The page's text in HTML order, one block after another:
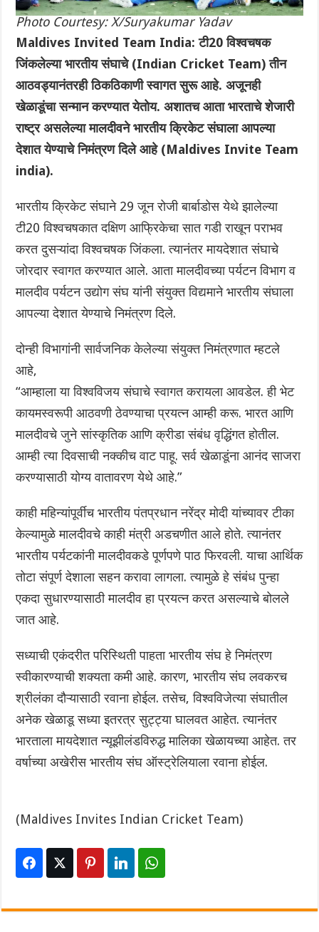
Photo Courtesy: X/Suryakumar Yadav
Maldives Invited Team India: टी20 विश्वचषक
जिंकलेल्या भारतीय संघाचे (Indian Cricket Team) तीन
आठवड्यानंतरही ठिकठिकाणी स्वागत सुरू आहे. अजूनही
खेळाडूंचा सन्मान करण्यात येतोय. अशातच आता भारताचे शेजारी
राष्ट्र असलेल्या मालदीवने भारतीय क्रिकेट संघाला आपल्या
देशात येण्याचे निमंत्रण दिले आहे (Maldives Invite Team
india).
भारतीय क्रिकेट संघाने 29 जून रोजी बार्बाडोस येथे झालेल्या
टी20 विश्वचषकात दक्षिण आफ्रिकेचा सात गडी राखून पराभव
करत दुसऱ्यांदा विश्वचषक जिंकला. त्यानंतर मायदेशात संघाचे
जोरदार स्वागत करण्यात आले. आता मालदीवच्या पर्यटन विभाग व
मालदीव पर्यटन उद्योग संघ यांनी संयुक्त विद्यमाने भारतीय संघाला
आपल्या देशात येण्याचे निमंत्रण दिले.
दोन्ही विभागांनी सार्वजनिक केलेल्या संयुक्त निमंत्रणात म्हटले
आहे,
“आम्हाला या विश्वविजय संघाचे स्वागत करायला आवडेल. ही भेट
कायमस्वरूपी आठवणी ठेवण्याचा प्रयत्न आम्ही करू. भारत आणि
मालदीवचे जुने सांस्कृतिक आणि क्रीडा संबंध वृद्धिंगत होतील.
आम्ही त्या दिवसाची नक्कीच वाट पाहू. सर्व खेळाडूंना आनंद साजरा
करण्यासाठी योग्य वातावरण येथे आहे.”
काही महिन्यांपूर्वीच भारतीय पंतप्रधान नरेंद्र मोदी यांच्यावर टीका
केल्यामुळे मालदीवचे काही मंत्री अडचणीत आले होते. त्यानंतर
भारतीय पर्यटकांनी मालदीवकडे पूर्णपणे पाठ फिरवली. याचा आर्थिक
तोटा संपूर्ण देशाला सहन करावा लागला. त्यामुळे हे संबंध पुन्हा
एकदा सुधारण्यासाठी मालदीव हा प्रयत्न करत असल्याचे बोलले
जात आहे.
सध्याची एकंदरीत परिस्थिती पाहता भारतीय संघ हे निमंत्रण
स्वीकारण्याची शक्यता कमी आहे. कारण, भारतीय संघ लवकरच
श्रीलंका दौऱ्यासाठी रवाना होईल. तसेच, विश्वविजेत्या संघातील
अनेक खेळाडू सध्या इतरत्र सुट्ट्या घालवत आहेत. त्यानंतर
भारताला मायदेशात न्यूझीलंडविरुद्ध मालिका खेळायच्या आहेत. तर
वर्षाच्या अखेरीस भारतीय संघ ऑस्ट्रेलियाला रवाना होईल.
(Maldives Invites Indian Cricket Team)